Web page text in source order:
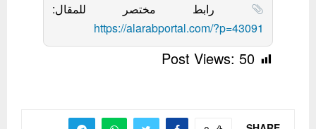
رابط مختصر للمقال:
https://alarabportal.com/?p=43091
Post Views: 50